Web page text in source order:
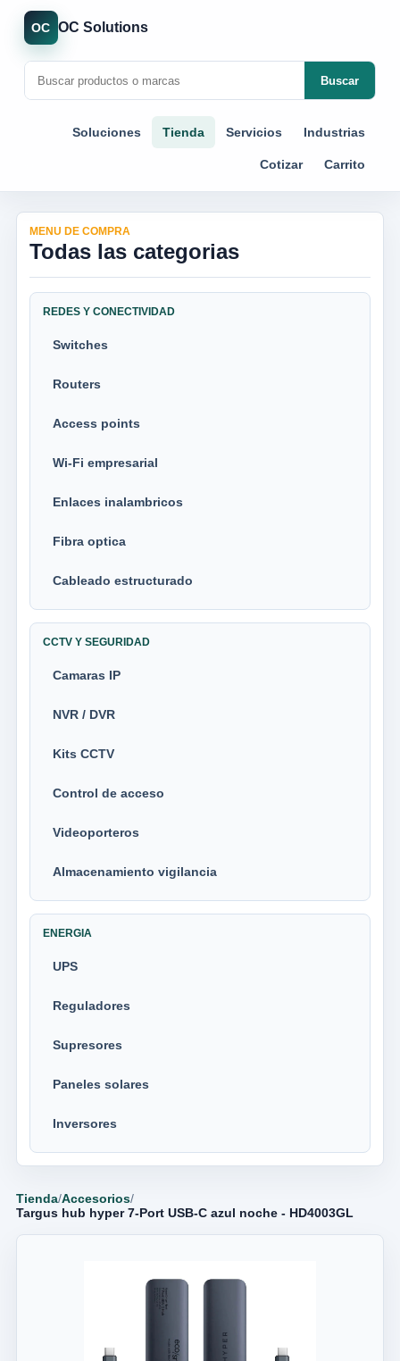
OC OC Solutions
Buscar
Soluciones Tienda Servicios Industrias
Cotizar Carrito
MENU DE COMPRA
Todas las categorias
REDES Y CONECTIVIDAD
Switches
Routers
Access points
Wi-Fi empresarial
Enlaces inalambricos
Fibra optica
Cableado estructurado
CCTV Y SEGURIDAD
Camaras IP
NVR / DVR
Kits CCTV
Control de acceso
Videoporteros
Almacenamiento vigilancia
ENERGIA
UPS
Reguladores
Supresores
Paneles solares
Inversores
Tienda/Accesorios/
Targus hub hyper 7-Port USB-C azul noche - HD4003GL